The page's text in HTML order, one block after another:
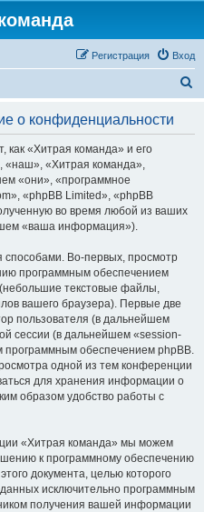
Вход
Регистрация
о конфиденциальности
как «Хитрая команда» и его
«Хитрая команда»,
«они», «программное
«phpBB Limited», «phpBB
во время любой из ваших
«ваша информация»).
Во-первых, просмотр
программным обеспечением
текстовые файлы,
вашего браузера). Первые две
пользователя (в дальнейшем
сессии (в дальнейшем «session-
программным обеспечением phpBB.
одной из тем конференции
для хранения информации о
образом удобство работы с
«Хитрая команда» мы можем
к программному обеспечению
документа, целью которого
исключительно программным
получения вашей информации